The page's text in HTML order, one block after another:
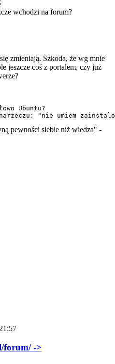
wchodzi na forum?
zmieniają. Szkoda, że wg mnie
jeszcze coś z portalem, czy już
Ubuntu?
"nie umiem
pewności siebie niż wiedza" -
forum/ ->